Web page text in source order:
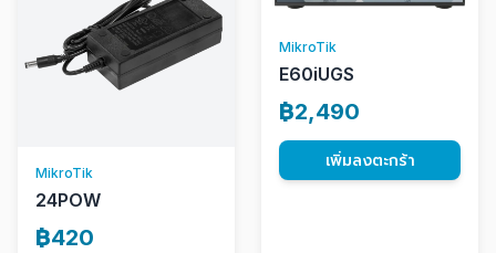
MikroTik
24POW
฿420
MikroTik
E60iUGS
฿2,490
เพิ่มลงตะกร้า